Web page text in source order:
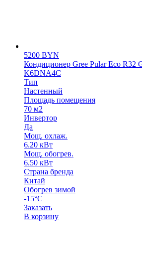
5200 BYN
Кондиционер Gree Pular Eco R32
K6DNA4C
Тип
Настенный
Площадь помещения
70 м2
Инвертор
Да
Мощ. охлаж.
6.20 кВт
Мощ. обогрев.
6.50 кВт
Страна бренда
Китай
Обогрев зимой
-15°С
Заказать
В корзину